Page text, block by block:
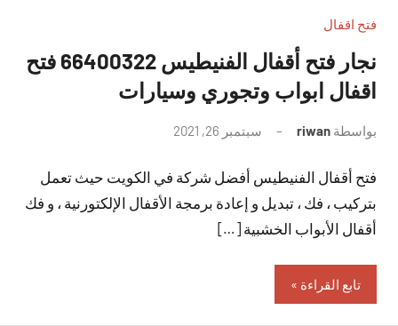
فتح اقفال
نجار فتح أقفال الفنيطيس 66400322 فتح
اقفال ابواب وتجوري وسيارات
بواسطة riwan سبتمبر 26, 2021
تعليقات
فتح أقفال الفنيطيس أفضل شركة في الكويت حيث تعمل
بتركيب ، فك ، تبديل و إعادة برمجة الأقفال الإلكتورنية ، و فك
أقفال الأبواب الخشبية […]
تابع القراءة